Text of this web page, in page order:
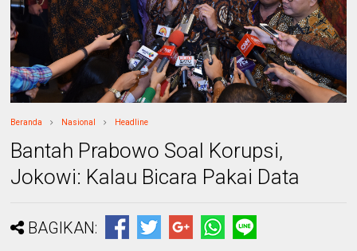
Beranda Nasional Headline
Bantah Prabowo Soal Korupsi,
Jokowi: Kalau Bicara Pakai Data
BAGIKAN: